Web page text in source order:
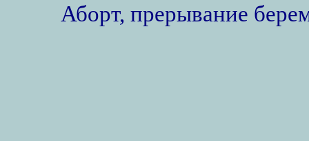
Аборт, прерывание